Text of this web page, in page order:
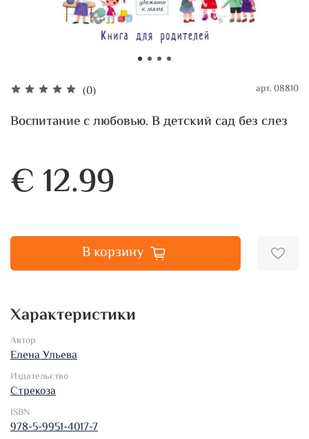
(0) арт.08810
Воспитание с любовью. В детский сад без слез
€ 12.99
В корзину
Характеристики
Автор
Елена Ульева
Издательство
Стрекоза
ISBN
978-5-9951-4017-7